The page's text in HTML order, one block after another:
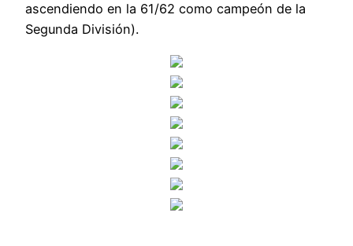
ascendiendo en la 61/62 como campeón de la
Segunda División).